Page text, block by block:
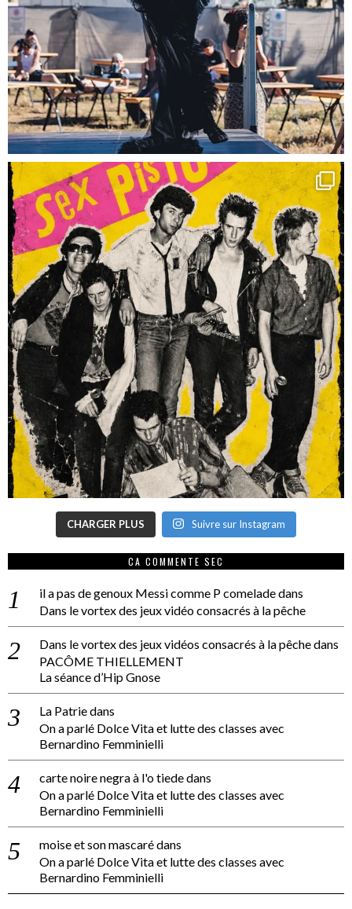
CHARGER PLUS Suivre sur Instagram
CA COMMENTE SEC
il a pas de genoux Messi comme P comeladedans
Dans le vortex des jeux vidéo consacrés à la pêche
Dans le vortex des jeux vidéos consacrés à la pêchedans
PACÔME THIELLEMENT
La séance d’Hip Gnose
La Patriedans
On a parlé Dolce Vita et lutte des classes avec
Bernardino Femminielli
carte noire negra à l'o tiededans
On a parlé Dolce Vita et lutte des classes avec
Bernardino Femminielli
moise et son mascarédans
On a parlé Dolce Vita et lutte des classes avec
Bernardino Femminielli